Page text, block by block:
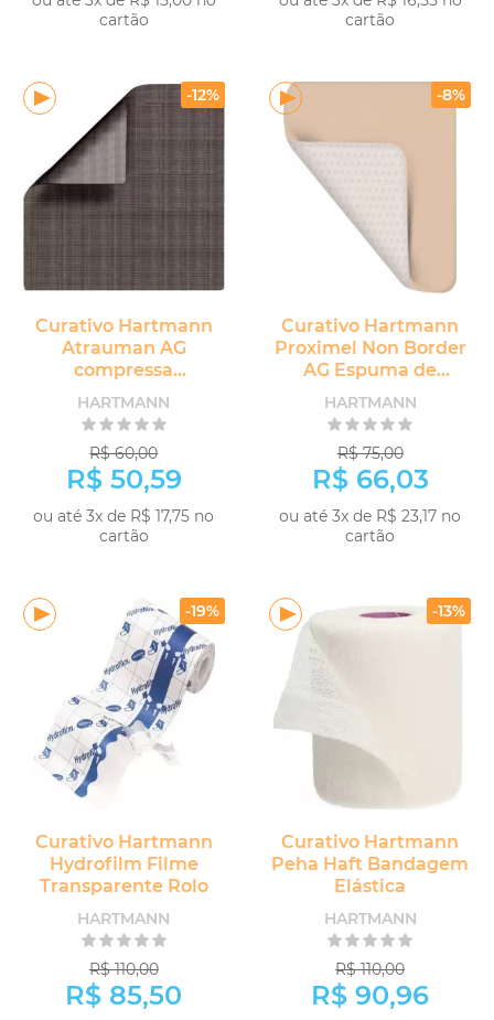
cartão
cartão
-12%
Curativo Hartmann
Atrauman AG
compressa
Antibacteriana
HARTMANN
R$ 60,00
R$ 50,59
ou até 3x de R$ 17,75 no
cartão
-8%
Curativo Hartmann
Proximel Non Border
AG Espuma de
Silicone
Antimicrobiana
HARTMANN
R$ 75,00
R$ 66,03
ou até 3x de R$ 23,17 no
cartão
-19%
Curativo Hartmann
Hydrofilm Filme
Transparente Rolo
HARTMANN
R$ 110,00
R$ 85,50
-13%
Curativo Hartmann
Peha Haft Bandagem
Elástica
HARTMANN
R$ 110,00
R$ 90,96